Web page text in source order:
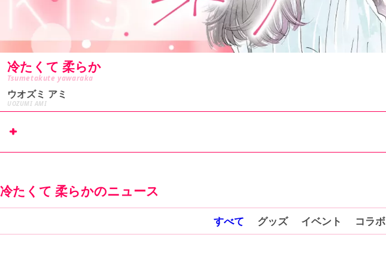
冷たくて 柔らか
Tsumetakute yawaraka
ウオズミ アミ
UOZUMI AMI
冷たくて 柔らかのニュース
すべて グッズ イベント コラボ